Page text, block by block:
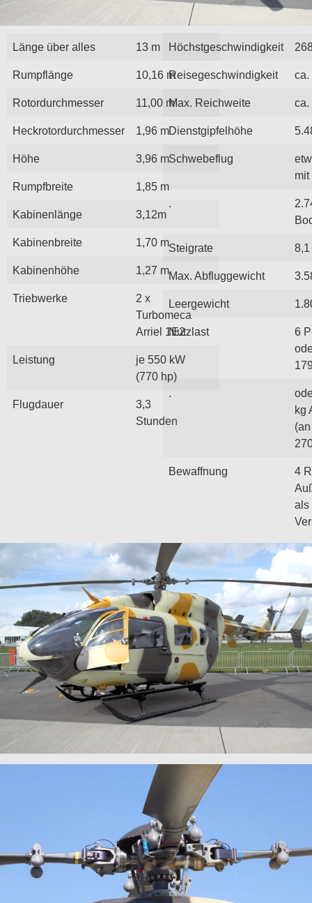
Länge über alles 13 m
Rumpflänge 10,16 m
Rotordurchmesser 11,00 m
Heckrotordurchmesser 1,96 m
Höhe 3,96 m
Rumpfbreite 1,85 m
Kabinenlänge 3,12m
Kabinenbreite 1,70 m
Kabinenhöhe 1,27 m
Triebwerke
2 x
Turbomeca
Arriel 1E2
Leistung
je 550 kW
(770 hp)
Flugdauer
3,3
Stunden
Höchstgeschwindigkeit
Reisegeschwindigkeit ca.
Max. Reichweite ca.
Dienstgipfelhöhe
Schwebeflug
.
Steigrate 8,1
Max. Abfluggewicht
Leergewicht
Nutzlast
6
.
kg
Bewaffnung
4
als